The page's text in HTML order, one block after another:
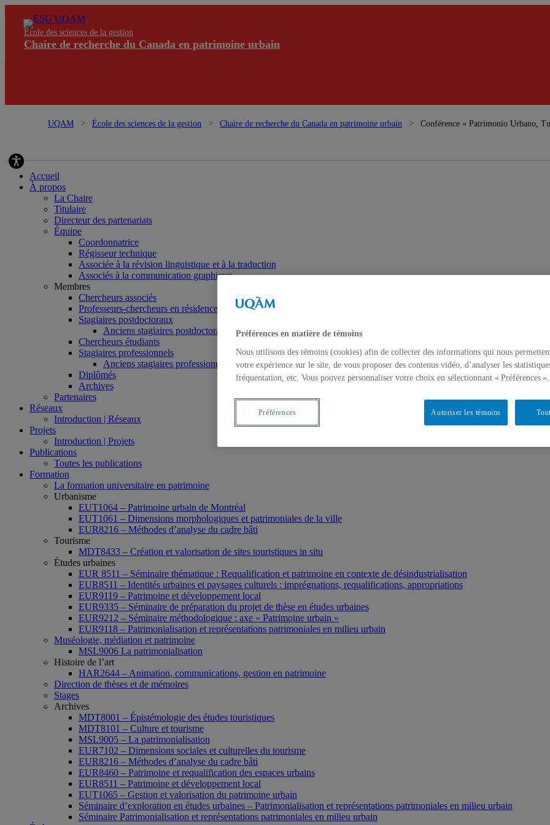
École des sciences de la gestion
Chaire de recherche du Canada en patrimoine urbain
UQAM École des sciences de la gestion Chaire de recherche du Canada en patrimoine urbain Conférence « Patrimonio Urbano,
Accueil
À propos
La Chaire
Titulaire
Directeur des partenariats
Équipe
Coordonnatrice
Régisseur technique
Associée à la révision linguistique et à la traduction
Associés à la communication graphique
Membres
Chercheurs associés
Professeurs-chercheurs en résidence
Stagiaires postdoctoraux
Anciens stagiaires postdoctoraux
Chercheurs étudiants
Stagiaires professionnels
Anciens stagiaires professionnels
Diplômés
Archives
Partenaires
Réseaux
Introduction | Réseaux
Projets
Introduction | Projets
Publications
Toutes les publications
Formation
La formation universitaire en patrimoine
Urbanisme
EUT1064 – Patrimoine urbain de Montréal
EUT1061 – Dimensions morphologiques et patrimoniales de la ville
EUR8216 – Méthodes d’analyse du cadre bâti
Tourisme
MDT8433 – Création et valorisation de sites touristiques in situ
Études urbaines
EUR 8511 – Séminaire thématique : Requalification et patrimoine en contexte de désindustrialisation
EUR8511 – Identités urbaines et paysages culturels : imprégnations, requalifications, appropriations
EUR9119 – Patrimoine et développement local
EUR9335 – Séminaire de préparation du projet de thèse en études urbaines
EUR9212 – Séminaire méthodologique : axe « Patrimoine urbain »
EUR9118 – Patrimonialisation et représentations patrimoniales en milieu urbain
Muséologie, médiation et patrimoine
MSL9006 La patrimonialisation
Histoire de l’art
HAR2644 – Animation, communications, gestion en patrimoine
Direction de thèses et de mémoires
Stages
Archives
MDT8001 – Épistémologie des études touristiques
MDT8101 – Culture et tourisme
MSL9005 – La patrimonialisation
EUR7102 – Dimensions sociales et culturelles du tourisme
EUR8216 – Méthodes d’analyse du cadre bâti
EUR8460 – Patrimoine et requalification des espaces urbains
EUR8511 – Patrimoine et développement local
EUT1065 – Gestion et valorisation du patrimoine urbain
Séminaire d’exploration en études urbaines – Patrimonialisation et représentations patrimoniales en milieu urbain
Séminaire Patrimonialisation et représentations patrimoniales en milieu urbain
Préférences en matière de témoins
Nous utilisons des témoins (cookies) afin de collecter des informations qui nous
votre expérience sur le site, de vous proposer des contenus vidéo, d’analyser les
fréquentation, etc. Vous pouvez personnaliser votre choix en sélectionnant « Préférences ».
Autoriser les témoins
Préférences